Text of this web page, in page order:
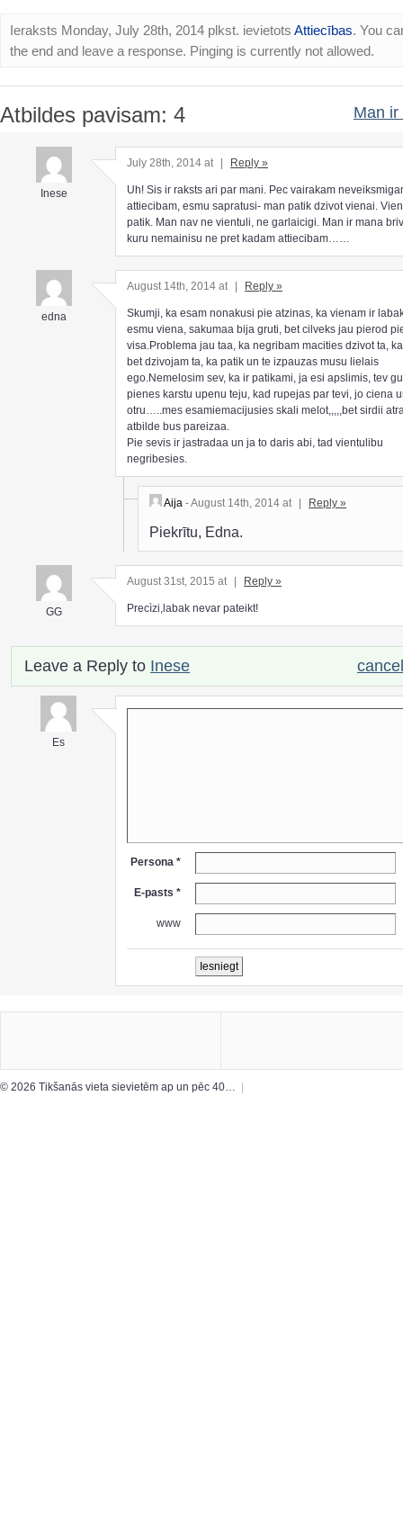
Ieraksts Monday, July 28th, 2014 plkst. ievietots Attiecības. You
the end and leave a response. Pinging is currently not allowed.
Atbildes pavisam: 4 Man ir
Inese
July 28th, 2014 at Reply »
Uh! Sis ir raksts ari par mani. Pec vairakam
attiecibam, esmu sapratusi- man patik dzivot vienai.
patik. Man nav ne vientuli, ne garlaicigi. Man ir mana
kuru nemainisu ne pret kadam attiecibam……
edna
August 14th, 2014 at Reply »
Skumji, ka esam nonakusi pie atzinas, ka vienam ir
esmu viena, sakumaa bija gruti, bet cilveks jau pierod
visa.Problema jau taa, ka negribam macities dzivot ta,
bet dzivojam ta, ka patik un te izpauzas musu lielais
ego.Nemelosim sev, ka ir patikami, ja esi apslimis, tev
pienes karstu upenu teju, kad rupejas par tevi, jo ciena
otru…..mes esamiemacijusies skali melot,,,,,bet sirdii
atbilde bus pareizaa.
Pie sevis ir jastradaa un ja to daris abi, tad vientulibu
negribesies.
Aija - August 14th, 2014 at | Reply »
Piekrītu, Edna.
GG
August 31st, 2015 at Reply »
Precìzi,labak nevar pateikt!
Leave a Reply to Inese
Es
Persona *
E-pasts *
www
© 2026 Tikšanās vieta sievietēm ap un pēc 40… |